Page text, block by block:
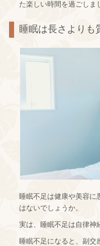
た楽しい時間を過ごしま
睡眠は長さよりも
睡眠不足は健康や美容に
はないでしょうか。
実は、睡眠不足は自律神
睡眠不足になると、副交